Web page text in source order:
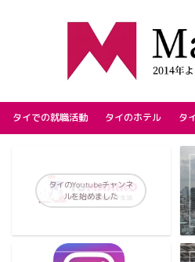
タイでの就職活動 タイのホテル タ
タイのYoutubeチャンネ
ルを始めました